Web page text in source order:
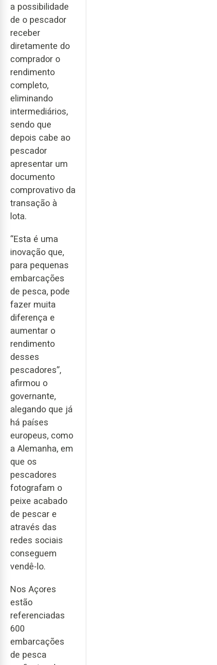
a possibilidade
de o pescador
receber
diretamente do
comprador o
rendimento
completo,
eliminando
intermediários,
sendo que
depois cabe ao
pescador
apresentar um
documento
comprovativo da
transação à
lota.
“Esta é uma
inovação que,
para pequenas
embarcações
de pesca, pode
fazer muita
diferença e
aumentar o
rendimento
desses
pescadores”,
afirmou o
governante,
alegando que já
há países
europeus, como
a Alemanha, em
que os
pescadores
fotografam o
peixe acabado
de pescar e
através das
redes sociais
conseguem
vendê-lo.
Nos Açores
estão
referenciadas
600
embarcações
de pesca